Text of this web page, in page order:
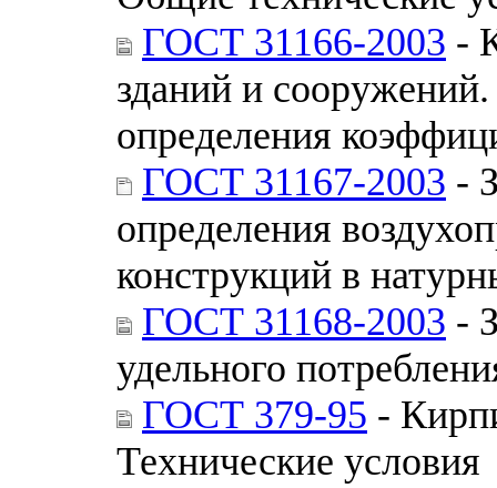
ГОСТ 31166-2003 -
зданий и
определения
ГОСТ 31167-2003 -
определения
конструкций в
ГОСТ 31168-2003 -
удельного
ГОСТ 379-95 -
Технические условия